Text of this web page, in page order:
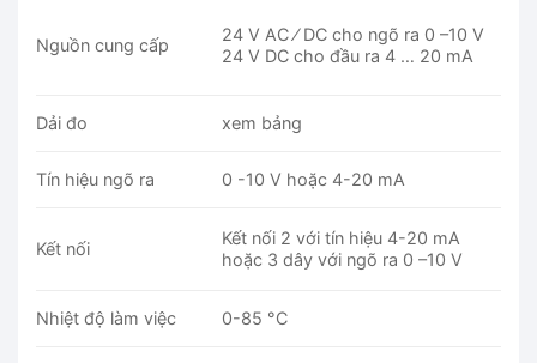
Nguồn cung cấp
24 V AC ⁄ DC cho ngõ ra 0 –10 V
24 V DC cho đầu ra 4 … 20 mA
Dải đo xem bảng
Tín hiệu ngõ ra 0 -10 V hoặc 4-20 mA
Kết nối
Kết nối 2 với tín hiệu 4-20 mA
hoặc 3 dây với ngõ ra 0 –10 V
Nhiệt độ làm việc 0-85 °C